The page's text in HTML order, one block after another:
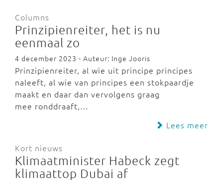
Columns
Prinzipienreiter, het is nu
eenmaal zo
4 december 2023 - Auteur: Inge Jooris
Prinzipienreiter, al wie uit principe principes
naleeft, al wie van principes een stokpaardje
maakt en daar dan vervolgens graag
mee ronddraaft,…
Lees meer
Kort nieuws
Klimaatminister Habeck zegt
klimaattop Dubai af